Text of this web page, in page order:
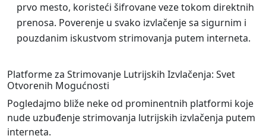
prvo mesto, koristeći šifrovane veze tokom direktnih
prenosa. Poverenje u svako izvlačenje sa sigurnim i
pouzdanim iskustvom strimovanja putem interneta.
Platforme za Strimovanje Lutrijskih Izvlačenja: Svet
Otvorenih Mogućnosti
Pogledajmo bliže neke od prominentnih platformi koje
nude uzbuđenje strimovanja lutrijskih izvlačenja putem
interneta.